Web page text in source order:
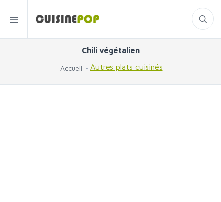
Chili végétalien
Accueil Autres plats cuisinés